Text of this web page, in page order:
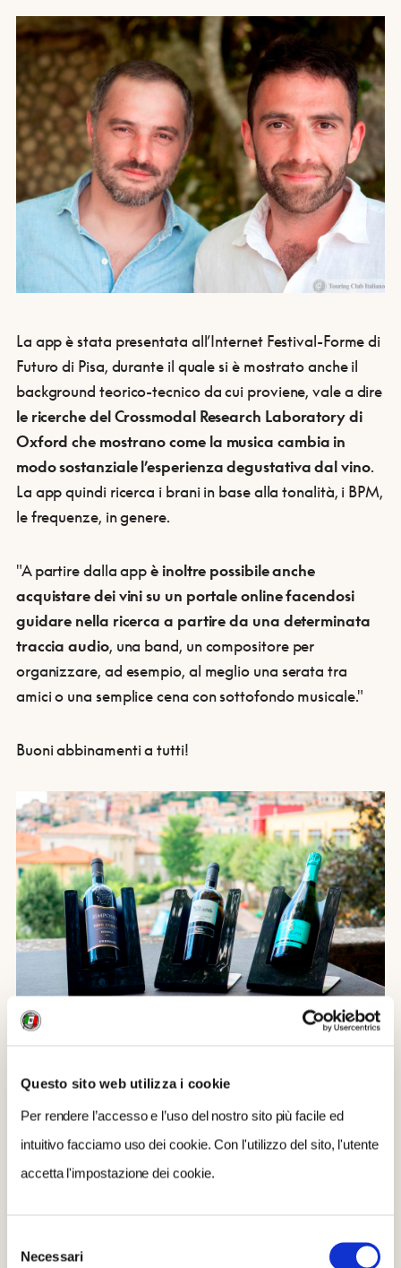
Questo sito web utilizza i cookie
Per rendere l’accesso e l’uso del nostro sito più facile ed
intuitivo facciamo uso dei cookie. Con l'utilizzo del sito, l'utente
accetta l'impostazione dei cookie.
delNecessari
La app è stata presentata all’Internet Festival-Forme di
Futuro di Pisa, durante il quale si è mostrato anche il
background teorico-tecnico da cui proviene, vale a dire
le ricerche del Crossmodal Research Laboratory di
Oxford che mostrano come la musica cambia in
modo sostanziale l’esperienza degustativa dal vino.
La app quindi ricerca i brani in base alla tonalità, i BPM,
le frequenze, in genere.
"A partire dalla appè inoltre possibile anche
acquistare dei vini su un portale online facendosi
guidare nella ricerca a partire da una determinata
traccia audio, una band, un compositore per
organizzare, ad esempio, al meglio una serata tra
amici o una semplice cena con sottofondo musicale."
Buoni abbinamenti a tutti!
Per saperne di più, ci sono ilsitoe lapagina Facebook
PUÒ INTERESSARTI ANCHE:
Massimiliano artista del ferro di San Donato Val di